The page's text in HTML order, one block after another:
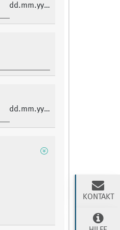
dd.mm.yyyy
dd.mm.yyyy
KONTAKT